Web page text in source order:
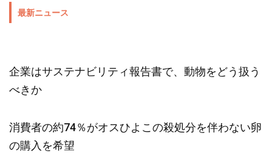
最新ニュース
企業はサステナビリティ報告書で、動物をどう扱う
べきか
消費者の約74％がオスひよこの殺処分を伴わない卵
の購入を希望